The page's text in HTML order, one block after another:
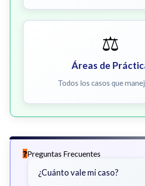
⚖️
Áreas de
Todos los casos que
Preguntas Frecuentes
¿Cuánto vale mi caso?